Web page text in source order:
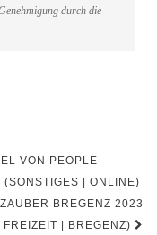
durch die
VON PEOPLE –
| ONLINE)
BREGENZ 2023
| BREGENZ)